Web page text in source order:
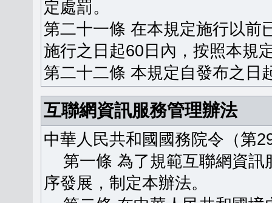
定處罰。
第二十一條 在本規定施行以前
施行之日起60日內，按照本規
第二十二條 本規定自發布之日
互聯網資訊服務管理辦法
中華人民共和國國務院令（第
第一條 為了規範互聯網資訊
序發展，制定本辦法。